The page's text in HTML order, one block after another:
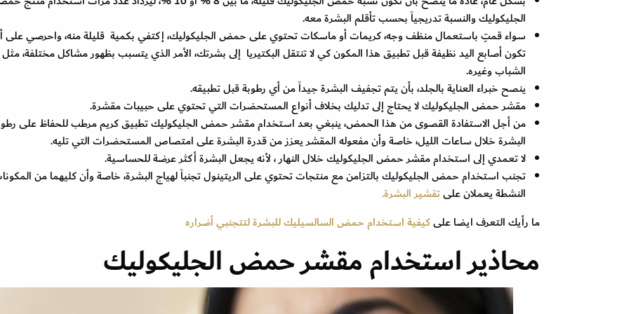
الجليكوليك والنسبة تدريجياً بحسب تأقلم البشرة معه.
سواء قمتِ باستعمال منظف وجه، كريمات أو ماسكات تحتوي على حمض الجليكوليك، إكتفي بكمية قليلة منه، واحرصي على
تكون أصابع اليد نظيفة قبل تطبيق هذا المكون كي لا تنتقل البكتيريا إلى بشرتك، الأمر الذي يتسبب بظهور مشاكل مختلفة،
الشباب وغيره.
ينصح خبراء العناية بالجلد، بأن يتم تجفيف البشرة جيداً من أي رطوبة قبل تطبيقه.
مقشر حمض الجليكوليك لا يحتاج إلى تدليك بخلاف أنواع المستحضرات التي تحتوي على حبيبات مقشرة.
من أجل الاستفادة القصوى من هذا الحمض، ينبغي بعد استخدام مقشر حمض الجليكوليك تطبيق كريم مرطب للحفاظ على
البشرة خلال ساعات الليل، خاصة وأن مفعوله المقشر يعزز من قدرة البشرة على امتصاص المستحضرات التي تليه.
لا تعمدي إلى استخدام مقشر حمض الجليكوليك خلال النهار ، لأنه يجعل البشرة أكثر عرضة للحساسية.
تجنب استخدام حمض الجليكوليك بالتزامن مع منتجات تحتوي على الريتينول تجنباً لهياج البشرة، خاصة وأن كليهما من
النشطة يعملان علىتقشير البشرة.
ما رأيك التعرف ايضا علىكيفية استخدام حمض السالسيليك للبشرة لتتجنبي أضراره
محاذير استخدام مقشر حمض الجليكوليك